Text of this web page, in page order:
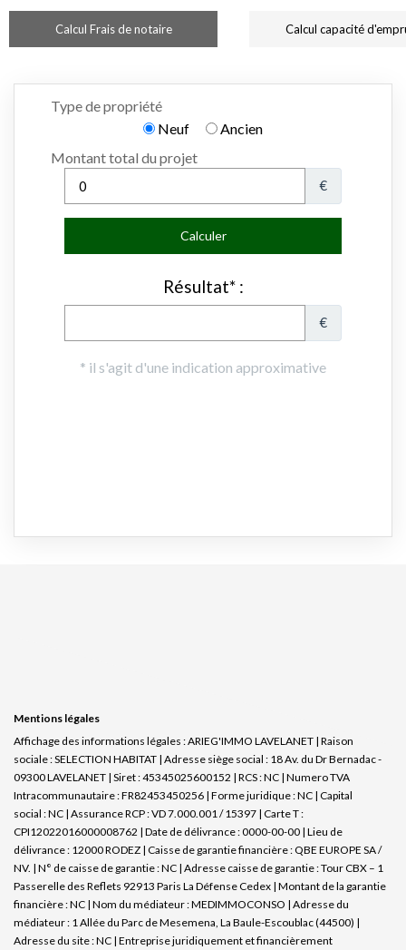
Calcul Frais de notaire Calcul capacité
Mentions légales
Affichage des informations légales : ARIEG'IMMO LAVELANET | Raison
sociale : SELECTION HABITAT | Adresse siège social : 18 Av. du Dr Bernadac -
09300 LAVELANET | Siret : 45345025600152 | RCS : NC | Numero TVA
Intracommunautaire : FR82453450256 | Forme juridique : NC | Capital
social : NC | Assurance RCP : VD 7.000.001 / 15397 | Carte T :
CPI12022016000008762 | Date de délivrance : 0000-00-00 | Lieu de
délivrance : 12000 RODEZ | Caisse de garantie financière : QBE EUROPE SA /
NV. | N° de caisse de garantie : NC | Adresse caisse de garantie : Tour CBX – 1
Passerelle des Reflets 92913 Paris La Défense Cedex | Montant de la garantie
financière : NC | Nom du médiateur : MEDIMMOCONSO | Adresse du
médiateur : 1 Allée du Parc de Mesemena, La Baule-Escoublac (44500) |
Adresse du site : NC | Entreprise juridiquement et financièrement